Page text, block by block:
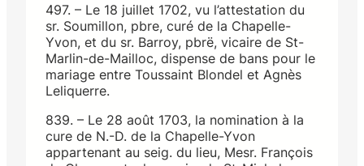
497. – Le 18 juillet 1702, vu l’attestation du
sr. Soumillon, pbre, curé de la Chapelle-
Yvon, et du sr. Barroy, pbrë, vicaire de St-
Marlin-de-Mailloc, dispense de bans pour le
mariage entre Toussaint Blondel et Agnès
Leliquerre.
839. – Le 28 août 1703, la nomination à la
cure de N.-D. de la Chapelle-Yvon
appartenant au seig. du lieu, Mesr. François